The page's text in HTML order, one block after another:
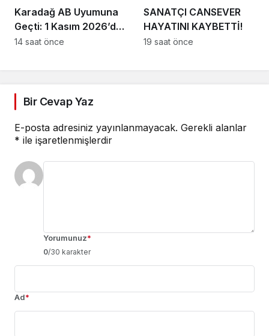
Karadağ AB Uyumuna
Geçti: 1 Kasım 2026’da
Vize Muafiyeti Bitiyor !
14 saat önce
SANATÇI CANSEVER
HAYATINI KAYBETTİ!
19 saat önce
Bir Cevap Yaz
E-posta adresiniz yayınlanmayacak. Gerekli alanlar
* ile işaretlenmişlerdir
Yorumunuz*
0/30 karakter
Ad*